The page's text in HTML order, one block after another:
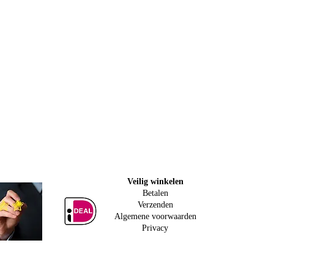
Veilig winkelen
Betalen
Verzenden
Algemene voorwaarden
Privacy